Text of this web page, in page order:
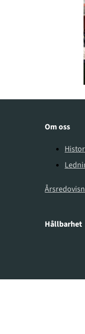
Om oss
Hållbarhet